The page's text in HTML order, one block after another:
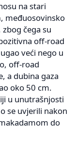
na stari
međuosovinsko
čega su
off-road
veći nego u
off-road
a dubina gaza
oko 50 cm.
u unutrašnjosti
se uvjerili nakon
do